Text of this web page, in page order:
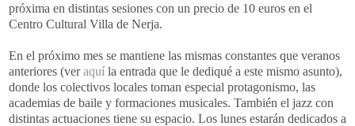
próxima en distintas sesiones con un precio de 10 euros en el
Centro Cultural Villa de Nerja.
En el próximo mes se mantiene las mismas constantes que veranos
anteriores (veraquí la entrada que le dediqué a este mismo asunto),
donde los colectivos locales toman especial protagonismo, las
academias de baile y formaciones musicales. También el jazz con
distintas actuaciones tiene su espacio. Los lunes estarán dedicados a